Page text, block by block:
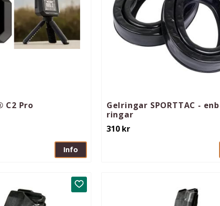
C2 Pro
Info
Gelringar SPORTTAC -
ringar
310kr
Lägg till i favoriter